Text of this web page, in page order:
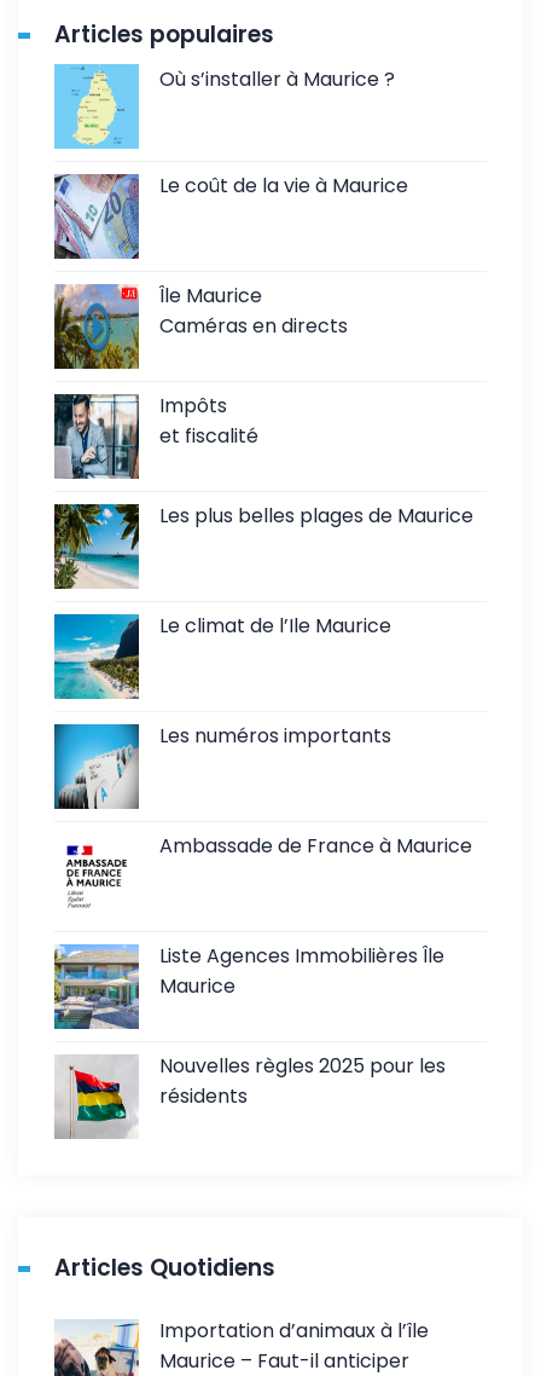
Articles populaires
Où s’installer à Maurice ?
Le coût de la vie à Maurice
Île Maurice
Caméras en directs
Impôts
et fiscalité
Les plus belles plages de Maurice
Le climat de l’Ile Maurice
Les numéros importants
Ambassade de France à Maurice
Liste Agences Immobilières Île
Maurice
Nouvelles règles 2025 pour les
résidents
Articles Quotidiens
Importation d’animaux à l’île
Maurice – Faut-il anticiper